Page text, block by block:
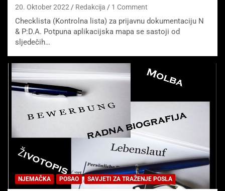
20. Oktober 2022 Redakcija 1 Comment
Checklista (Kontrolna lista) za prijavnu dokumentaciju N
& P:D.A. Potpuna aplikacijska mapa se sastoji od
sljedečih…
NJEMAČKA POSAO SAVJETI ZA TRAŽENJE POSLA